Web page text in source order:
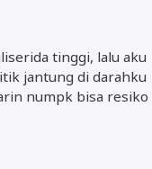
tinggi, lalu aku
jantung di darahku
numpk bisa resiko